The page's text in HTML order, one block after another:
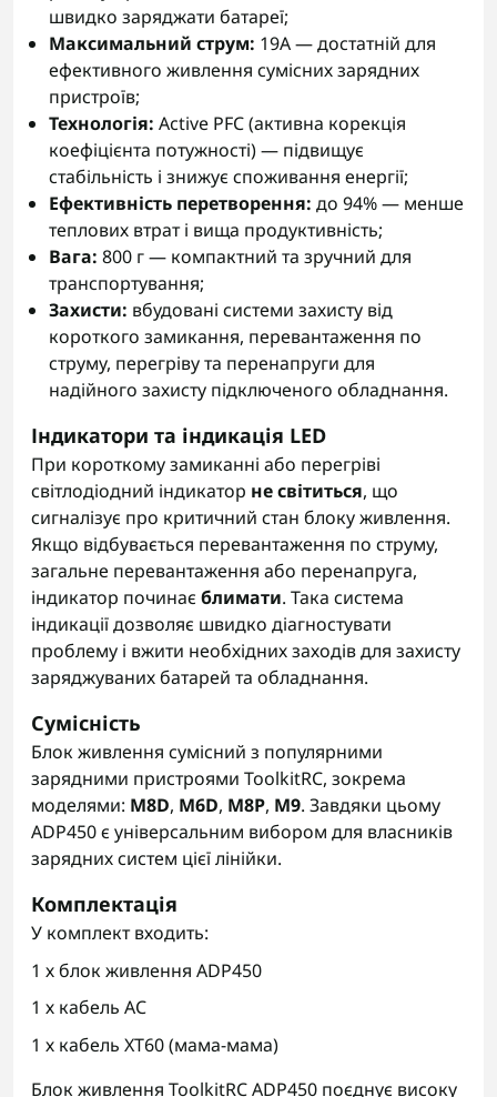
швидко заряджати батареї;
Максимальний струм: 19А — достатній для
ефективного живлення сумісних зарядних
пристроїв;
Технологія: Active PFC (активна корекція
коефіцієнта потужності) — підвищує
стабільність і знижує споживання енергії;
Ефективність перетворення: до 94% — менше
теплових втрат і вища продуктивність;
Вага: 800 г — компактний та зручний для
транспортування;
Захисти: вбудовані системи захисту від
короткого замикання, перевантаження по
струму, перегріву та перенапруги для
надійного захисту підключеного обладнання.
Індикатори та індикація LED
При короткому замиканні або перегріві
світлодіодний індикатор не світиться, що
сигналізує про критичний стан блоку живлення.
Якщо відбувається перевантаження по струму,
загальне перевантаження або перенапруга,
індикатор починає блимати. Така система
індикації дозволяє швидко діагностувати
проблему і вжити необхідних заходів для захисту
заряджуваних батарей та обладнання.
Сумісність
Блок живлення сумісний з популярними
зарядними пристроями ToolkitRC, зокрема
моделями: M8D, M6D, M8P, M9. Завдяки цьому
ADP450 є універсальним вибором для власників
зарядних систем цієї лінійки.
Комплектація
У комплект входить:
1 х блок живлення ADP450
1 х кабель AC
1 х кабель XT60 (мама-мама)
Блок живлення ToolkitRC ADP450 поєднує високу